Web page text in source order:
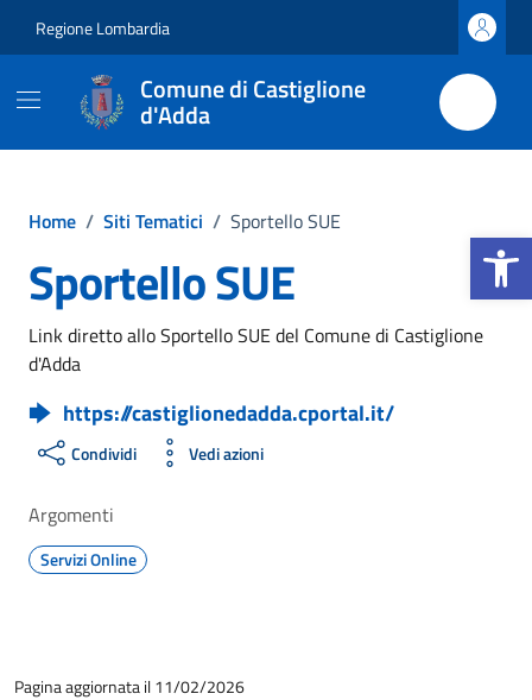
Apri la
Regione Lombardia
Comune di Castiglione
d'Adda
Home / Siti Tematici / Sportello SUE
Sportello SUE
Link diretto allo Sportello SUE del Comune di Castiglione
d'Adda
https://castiglionedadda.cportal.it/
Condividi Vedi azioni
Argomenti
Servizi Online
Pagina aggiornata il 11/02/2026